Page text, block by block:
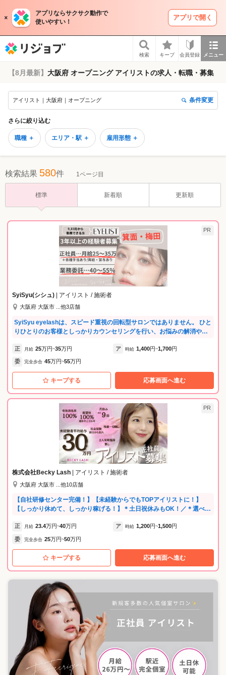
アプリならサクサク動作で
使いやすい！
アプリで開く
検索 キープ 会員登録 メニュー
【8月最新】 大阪府 オープニング アイリストの求人・転職・募集
アイリスト｜大阪府｜オープニング 条件変更
さらに絞り込む
職種 ＋ エリア・駅 ＋ 雇用形態 ＋
検索結果 580件 1ページ目
標準 新着順 更新順
PR
SyiSyu(シシュ) | アイリスト / 施術者
大阪府 大阪市 ...他3店舗
SyiSyu eyelashは、スピード重視の回転型サロンではありません。 ひと
りひとりのお客様としっかりカウンセリングを行い、お悩みの解消や似
正 月給 25万円~35万円 ア 時給 1,400円~1,700円
委 完全歩合 45万円~55万円
キープする 応募画面へ進む
PR
株式会社Becky Lash | アイリスト / 施術者
大阪府 大阪市 ...他10店舗
【自社研修センター完備！】【未経験からでもTOPアイリストに！】
【しっかり休めて、しっかり稼げる！】＊土日祝休みもOK！／＊選べる
自由！／＊ネイルも自由！／＊福利厚生も充実！(お誕生日休みあり)／＊
働くスタッフは20代～30代！／【是非、一緒に楽しく働きましょう(^
正 月給 23.4万円 ~40万円 ア 時給 1,200円 ~1,500円
委 完全歩合 25万円~50万円
キープする 応募画面へ進む